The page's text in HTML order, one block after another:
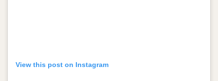
View this post on Instagram